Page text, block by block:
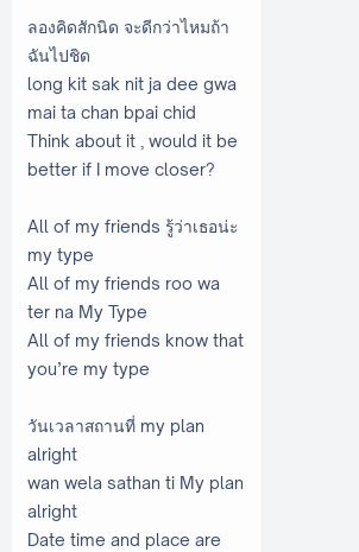
ลองคิดสักนิด จะดีกว่าไหมถ้า
ฉันไปชิด
long kit sak nit ja dee gwa
mai ta chan bpai chid
Think about it , would it be
better if I move closer?
All of my friends รู้ว่าเธอน่ะ
my type
All of my friends roo wa
ter na My Type
All of my friends know that
you’re my type
วันเวลาสถานที่ my plan
alright
wan wela sathan ti My plan
alright
Date time and place are